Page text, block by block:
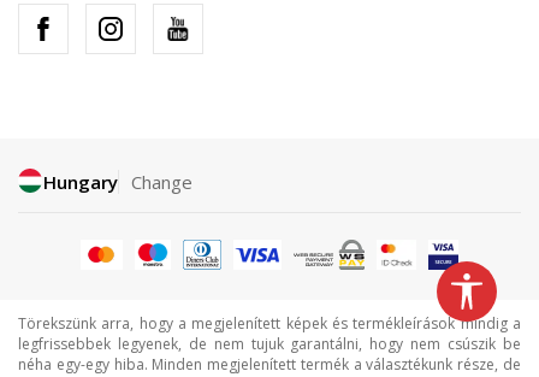
Hungary Change
Törekszünk arra, hogy a megjelenített képek és termékleírások mindig a
legfrissebbek legyenek, de nem tujuk garantálni, hogy nem csúszik be
néha egy-egy hiba. Minden megjelenített termék a választékunk része, de